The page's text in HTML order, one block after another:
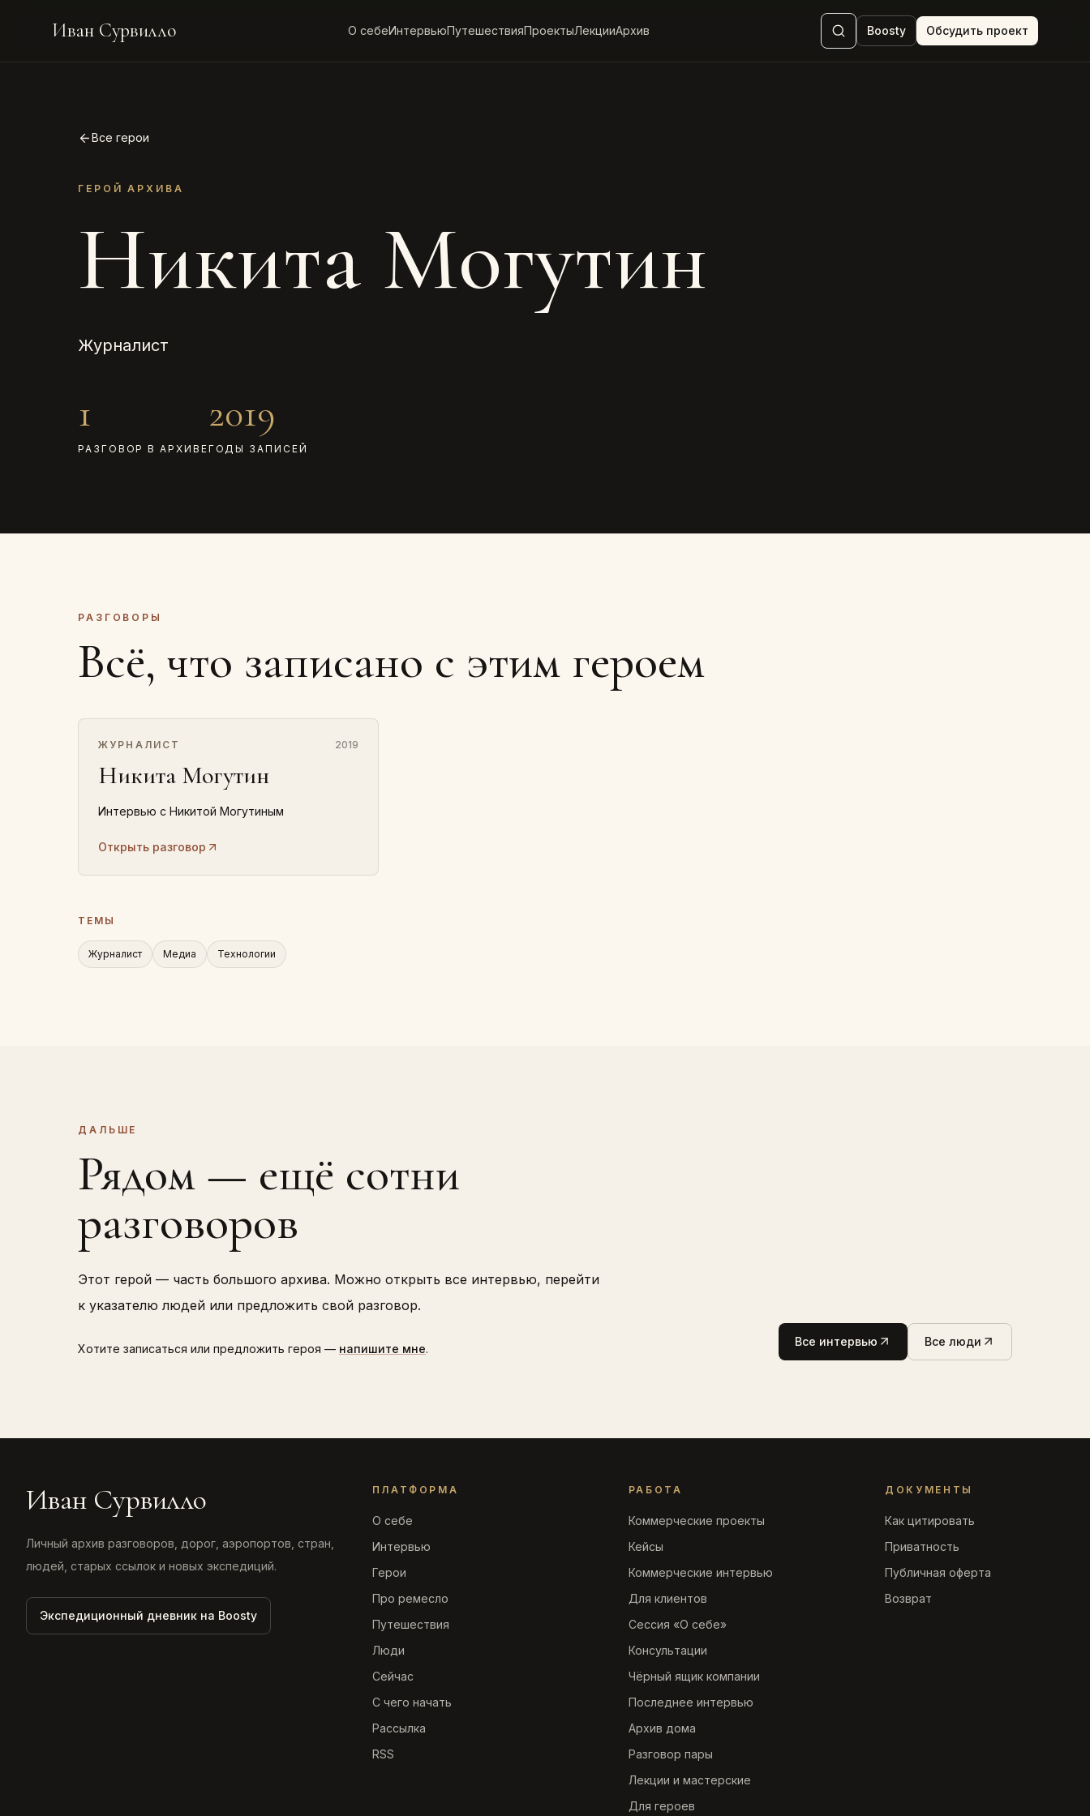
Иван Сурвилло О себеИнтервьюПутешествияПроектыЛекцииАрхив Boosty Обсудить проект
Все герои
ГЕРОЙ АРХИВА
Никита Могутин
Журналист
1
РАЗГОВОР В АРХИВЕ
2019
ГОДЫ ЗАПИСЕЙ
РАЗГОВОРЫ
Всё, что записано с этим героем
ЖУРНАЛИСТ 2019
Никита Могутин
Интервью с Никитой Могутиным
Открыть разговор
ТЕМЫ
Журналист Медиа Технологии
ДАЛЬШЕ
Рядом — ещё сотни
разговоров
Этот герой — часть большого архива. Можно открыть все интервью, перейти
к указателю людей или предложить свой разговор.
Хотите записаться или предложить героя — напишите мне.
Все интервью Все люди
Иван Сурвилло
Личный архив разговоров, дорог, аэропортов, стран,
людей, старых ссылок и новых экспедиций.
Экспедиционный дневник на Boosty
ПЛАТФОРМА
О себе
Интервью
Герои
Про ремесло
Путешествия
Люди
Сейчас
С чего начать
Рассылка
RSS
РАБОТА
Коммерческие проекты
Кейсы
Коммерческие интервью
Для клиентов
Сессия «О себе»
Консультации
Чёрный ящик компании
Последнее интервью
Архив дома
Разговор пары
Лекции и мастерские
Для героев
ДОКУМЕНТЫ
Как цитировать
Приватность
Публичная оферта
Возврат